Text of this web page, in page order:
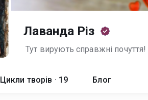
Лаванда Різ
Тут вирують справжні почуття!
Цикли творів · 19 Блог